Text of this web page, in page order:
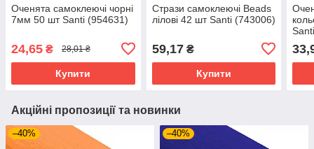
Оченята самоклеючі чорні
7мм 50 шт Santi (954631)
24,65 ₴ 28,01 ₴
Купити
Стрази самоклеючі Beads
лілові 42 шт Santi (743006)
59,17₴
Купити
Акційні пропозиції та новинки
–40% –40%